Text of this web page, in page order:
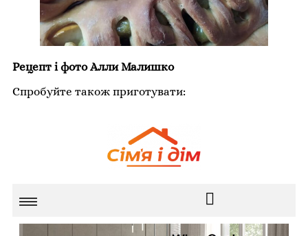
Рецепт і фото Алли Малишко
Спробуйте також приготувати: